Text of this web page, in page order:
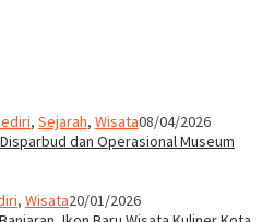
, Sejarah, Wisata08/04/2026
dan Operasional Museum
, Wisata20/01/2026